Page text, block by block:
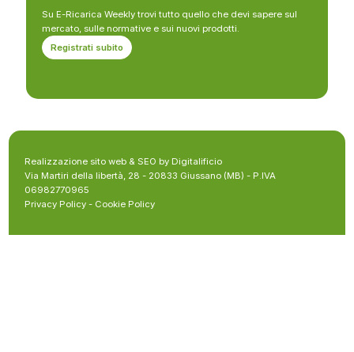
Su E-Ricarica Weekly trovi tutto quello che devi sapere sul
mercato, sulle normative e sui nuovi prodotti.
Registrati subito
Realizzazione sito web & SEO by Digitalificio
Via Martiri della libertà, 28 - 20833 Giussano (MB) - P.IVA
06982770965
Privacy Policy - Cookie Policy